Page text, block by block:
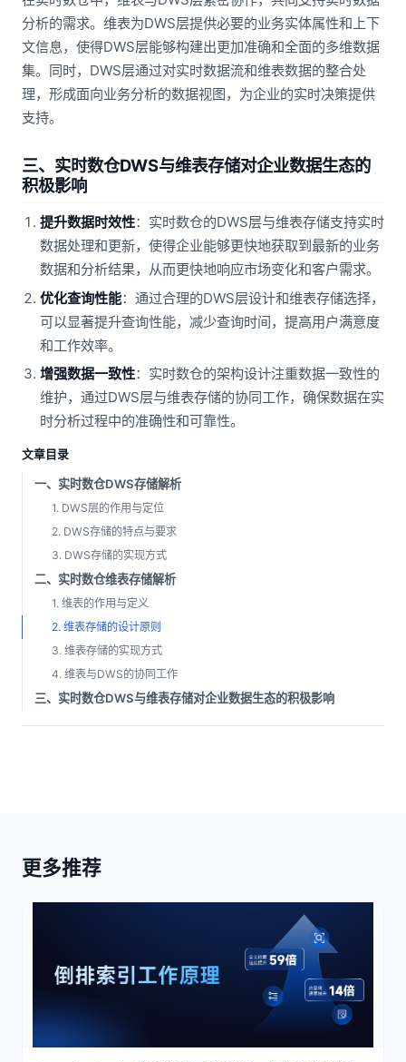
分析的需求。维表为DWS层提供必要的业务实体属性和上下
文信息，使得DWS层能够构建出更加准确和全面的多维数据
集。同时，DWS层通过对实时数据流和维表数据的整合处
理，形成面向业务分析的数据视图，为企业的实时决策提供
支持。
三、实时数仓DWS与维表存储对企业数据生态的
积极影响
提升数据时效性：实时数仓的DWS层与维表存储支持实时
数据处理和更新，使得企业能够更快地获取到最新的业务
数据和分析结果，从而更快地响应市场变化和客户需求。
优化查询性能：通过合理的DWS层设计和维表存储选择，
可以显著提升查询性能，减少查询时间，提高用户满意度
和工作效率。
增强数据一致性：实时数仓的架构设计注重数据一致性的
维护，通过DWS层与维表存储的协同工作，确保数据在实
时分析过程中的准确性和可靠性。
文章目录
一、实时数仓DWS存储解析
1. DWS层的作用与定位
2. DWS存储的特点与要求
3. DWS存储的实现方式
二、实时数仓维表存储解析
1. 维表的作用与定义
2. 维表存储的设计原则
3. 维表存储的实现方式
4. 维表与DWS的协同工作
三、实时数仓DWS与维表存储对企业数据生态的积极影响
更多推荐